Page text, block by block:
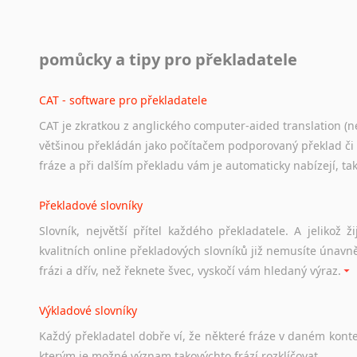
Odkazy poskytující cenné informace nekomerčního
Studium v Austrálii
Soubor odkazů užitečných všem, kteří uvažují o studiu v
a zázemí, australské univerzity a samozřejmě i osobní
Práce v Austrálii
Odkazy poskytující cenné informace nekomerčního
hledat práci na internetu případně osobní zkušenosti
Hledáte-li
práci
stejná obecná pravidla, jako pro český životopis. Tak dost
pomůcky a tipy pro překladatele
CAT - software pro překladatele
CAT je zkratkou z anglického computer-aided translation
většinou překládán jako počítačem podporovaný překlad
fráze a při dalším překladu vám je automaticky nabízejí,
Překladové slovníky
Slovník, největší přítel každého překladatele. A jelikož
kvalitních online překladových slovníků již nemusíte
frázi a dřív, než řeknete švec, vyskočí vám hledaný výraz.
Výkladové slovníky
Každý překladatel dobře ví, že některé fráze v daném